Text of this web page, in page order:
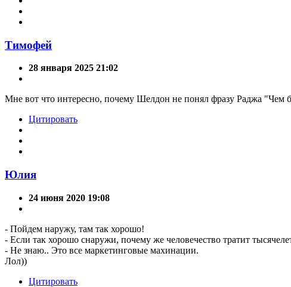
Тимофей
28 января 2025 21:02
Мне вот что интересно, почему Шелдон не понял фразу Раджа "Чем
Цитировать
Юлия
24 июня 2020 19:08
- Пойдем наружу, там так хорошо!
- Если так хорошо снаружи, почему же человечество тратит
- Не знаю.. Это все маркетинговые махинации.
Лол))
Цитировать